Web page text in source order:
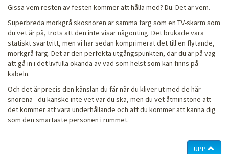
Gissa vem resten av festen kommer att hålla med? Du. Det är vem.
Superbreda mörkgrå skosnören är samma färg som en TV-skärm som
du vet är på, trots att den inte visar någonting. Det brukade vara
statiskt svartvitt, men vi har sedan komprimerat det till en flytande,
mörkgrå färg. Det är den perfekta utgångspunkten, där du är på väg
att gå in i det livfulla okända av vad som helst som kan finns på
kabeln.
Och det är precis den känslan du får när du kliver ut med de här
snörena - du kanske inte vet var du ska, men du vet åtminstone att
det kommer att vara underhållande och att du kommer att känna dig
som den smartaste personen i rummet.
UPP